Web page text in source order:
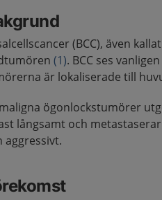
(BCC), även
(1). BCC ses
är lokaliserade till
ögonlockstumörer
långsamt och
aggressivt.